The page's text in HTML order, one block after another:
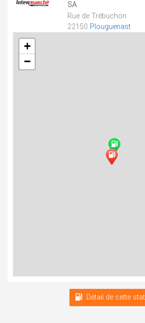
SA
Rue de Trébuchon
22150 Plouguenast
+
−
Détail de cette